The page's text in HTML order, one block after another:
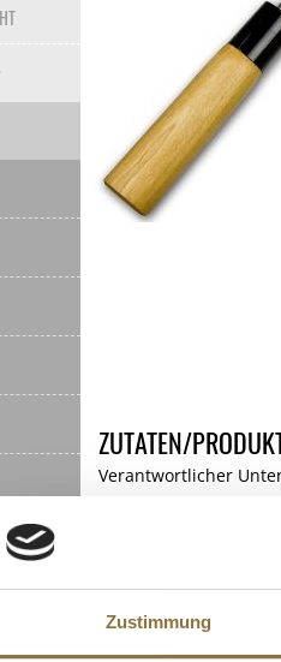
Zustimmung
ZUTATEN/
Verantwortlicher
KUNDEN